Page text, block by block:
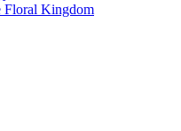
Floral Kingdom